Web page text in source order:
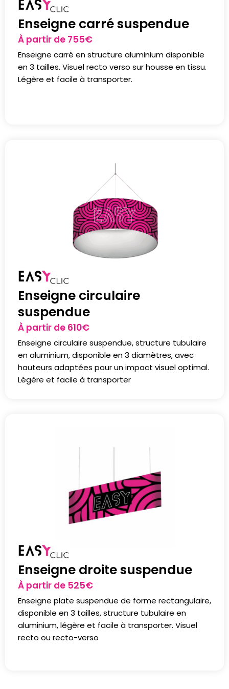
Enseigne carré suspendue
À partir de 755€
Enseigne carré en structure aluminium disponible
en 3 tailles. Visuel recto verso sur housse en tissu.
Légère et facile à transporter.
Enseigne circulaire
suspendue
À partir de 610€
Enseigne circulaire suspendue, structure tubulaire
en aluminium, disponible en 3 diamètres, avec
hauteurs adaptées pour un impact visuel optimal.
Légère et facile à transporter
Enseigne droite suspendue
À partir de 525€
Enseigne plate suspendue de forme rectangulaire,
disponible en 3 tailles, structure tubulaire en
aluminium, légère et facile à transporter. Visuel
recto ou recto-verso